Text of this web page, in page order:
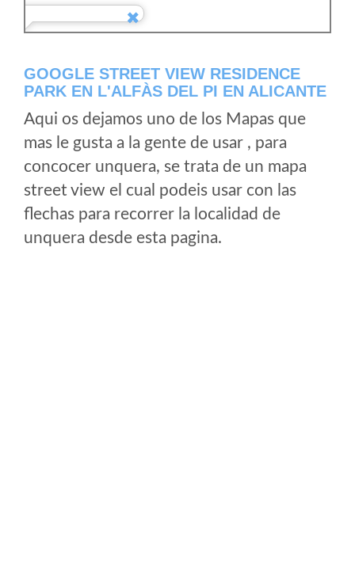
GOOGLE STREET VIEW RESIDENCE
PARK EN L'ALFÀS DEL PI EN ALICANTE
Aqui os dejamos uno de los Mapas que
mas le gusta a la gente de usar , para
concocer unquera, se trata de un mapa
street view el cual podeis usar con las
flechas para recorrer la localidad de
unquera desde esta pagina.